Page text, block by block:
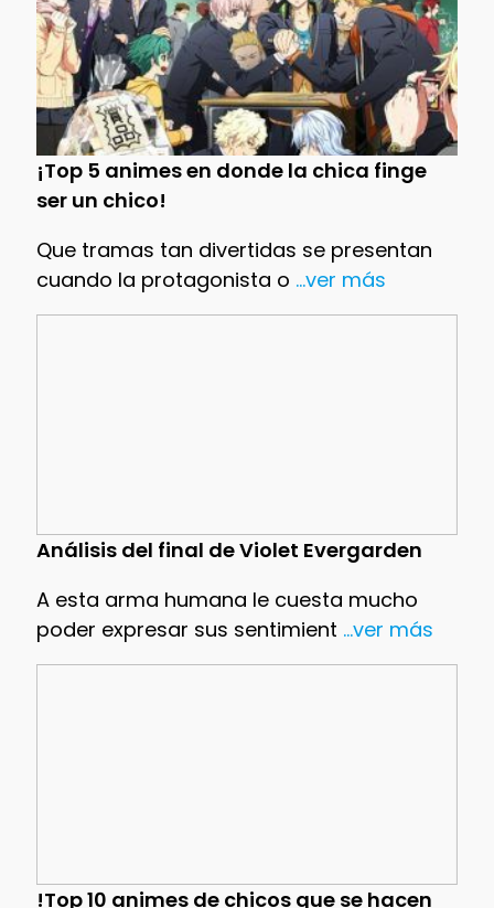
¡Top 5 animes en donde la chica finge
ser un chico!
Que tramas tan divertidas se presentan
cuando la protagonista o ...ver más
Análisis del final de Violet Evergarden
A esta arma humana le cuesta mucho
poder expresar sus sentimient ...ver más
!Top 10 animes de chicos que se hacen